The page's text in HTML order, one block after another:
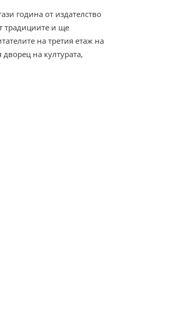
година от издателство
традициите и ще
на третия етаж на
на културата,